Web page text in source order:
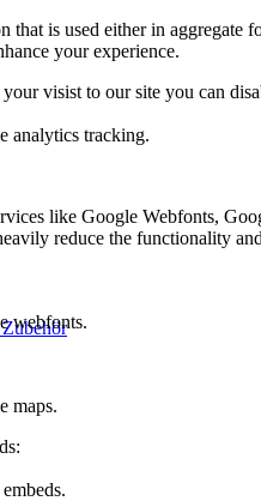
that is used either in aggregate
your experience.
visist to our site you can
analytics tracking.
like Google Webfonts,
reduce the functionality
webfonts.
maps.